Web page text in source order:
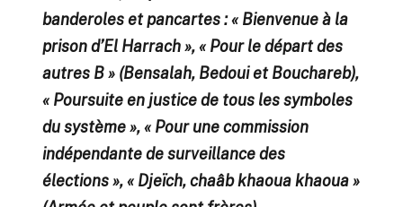
banderoles et pancartes : « Bienvenue à la
prison d’El Harrach », « Pour le départ des
autres B » (Bensalah, Bedoui et Bouchareb),
« Poursuite en justice de tous les symboles
du système », « Pour une commission
indépendante de surveillance des
élections », « Djeïch, chaâb khaoua khaoua »